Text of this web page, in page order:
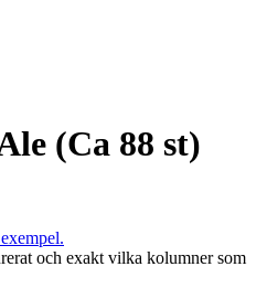
(Ca 88 st)
och exakt vilka kolumner som